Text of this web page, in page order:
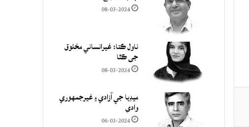
08-03-2024
ناول ڪتا: غيرانساني مخلوق
جي ڪٿا
08-03-2024
ميڊيا جي آزادي ۽ غيرجمھوري
وادي
06-03-2024